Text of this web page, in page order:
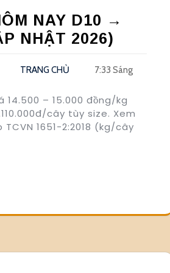
NAY D10 →
NHẬT 2026)
TRANG CHỦ 7:33 Sáng
14.500 – 15.000 đồng/kg
cây tùy size. Xem
1651-2:2018 (kg/cây